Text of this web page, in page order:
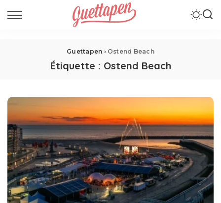
Guettapen › Ostend Beach
Étiquette : Ostend Beach